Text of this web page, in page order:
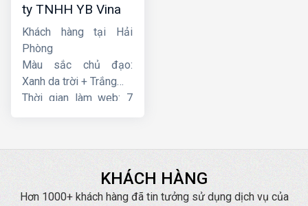
ty TNHH YB Vina
Khách hàng tại Hải
Phòng
Màu sắc chủ đạo:
Xanh da trời + Trắng
Thời gian làm web: 7
KHÁCH HÀNG
Hơn 1000+ khách hàng đã tin tưởng sử dụng dịch vụ của